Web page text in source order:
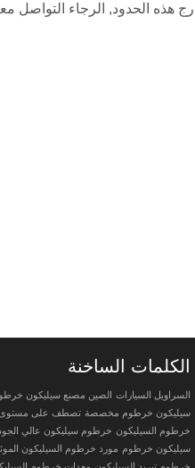
من -40 إلى + 260. لمعلمات التشغيل خارج هذه الحدود, الرجاء
الكلمات الساخنة
السراويل السيارات الصين مصنع سيليكون
سيليكون خرطوم مخصصة تصطف على مستوى
خرطوم السيليكون خرطوم سيليكون عالي
سيليكون خرطوم مورد خرطوم السيليكون